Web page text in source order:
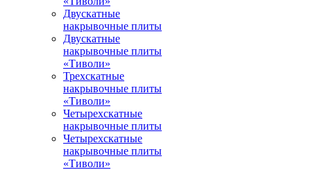
Двускатные
накрывочные плиты
Двускатные
накрывочные плиты
«Тиволи»
Трехскатные
накрывочные плиты
«Тиволи»
Четырехскатные
накрывочные плиты
Четырехскатные
накрывочные плиты
«Тиволи»